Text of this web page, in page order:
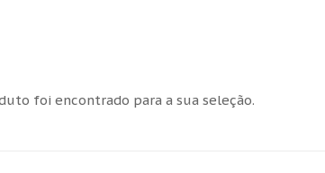
foi encontrado para a sua seleção.